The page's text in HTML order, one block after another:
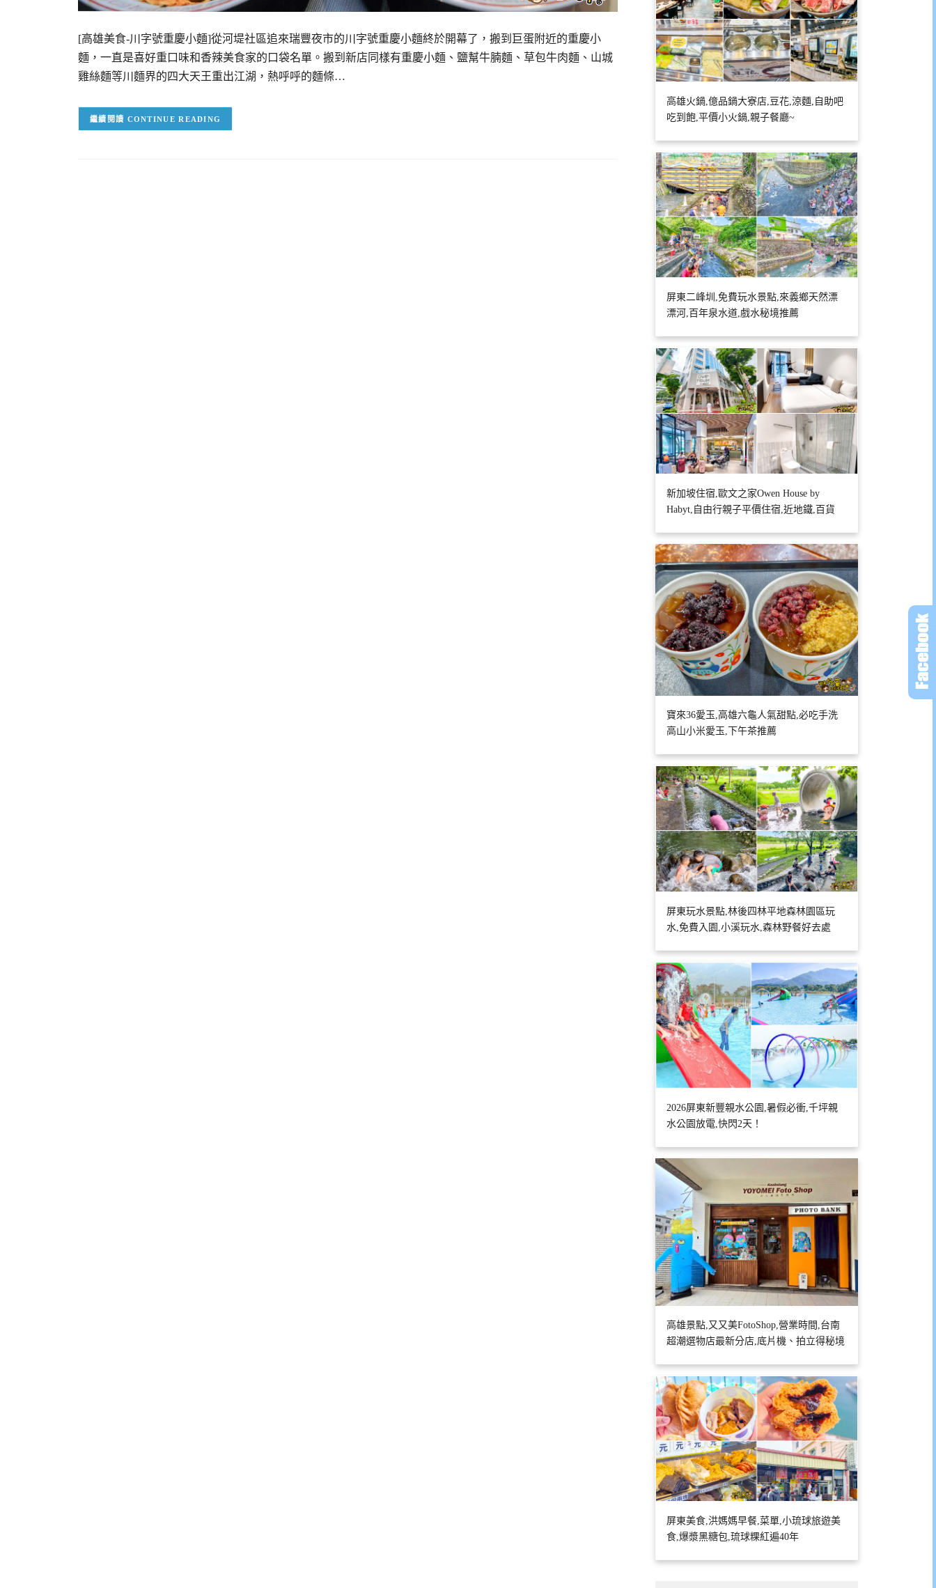
[高雄美食-川字號重慶小麵]從河堤社區追來瑞豐夜市的川字號重慶小麵終於開幕了，搬到巨蛋附近的重慶小
麵，一直是喜好重口味和香辣美食家的口袋名單。搬到新店同樣有重慶小麵、鹽幫牛腩麵、草包牛肉麵、山城
雞絲麵等川麵界的四大天王重出江湖，熱呼呼的麵條…
CONTINUE READING
高雄火鍋,億品鍋大寮店,豆花,涼麵,自助吧
吃到飽,平價小火鍋,親子餐廳~
屏東二峰圳,免費玩水景點,來義鄉天然漂
漂河,百年泉水道,戲水秘境推薦
新加坡住宿,歐文之家Owen House by
Habyt,自由行親子平價住宿,近地鐵,百貨
寶來36愛玉,高雄六龜人氣甜點,必吃手洗
高山小米愛玉,下午茶推薦
屏東玩水景點,林後四林平地森林園區玩
水,免費入園,小溪玩水,森林野餐好去處
2026屏東新豐親水公園,暑假必衝,千坪親
水公園放電,快閃2天！
高雄景點,又又美FotoShop,營業時間,台南
超潮選物店最新分店,底片機、拍立得秘境
屏東美食,洪媽媽早餐,菜單,小琉球旅遊美
食,爆漿黑糖包,琉球粿紅遍40年